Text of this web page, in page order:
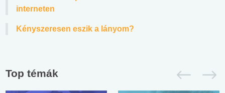
interneten
Kényszeresen eszik a lányom?
Top témák